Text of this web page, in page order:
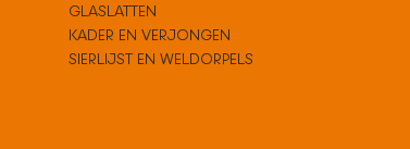
GLASLATTEN
KADER EN VERJONGEN
SIERLIJST EN WELDORPELS